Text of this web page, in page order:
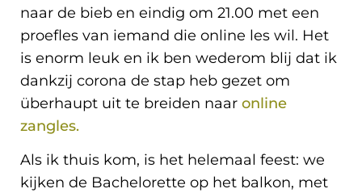
naar de bieb en eindig om 21.00 met een
proefles van iemand die online les wil. Het
is enorm leuk en ik ben wederom blij dat ik
dankzij corona de stap heb gezet om
überhaupt uit te breiden naar online
zangles.
Als ik thuis kom, is het helemaal feest: we
kijken de Bachelorette op het balkon, met